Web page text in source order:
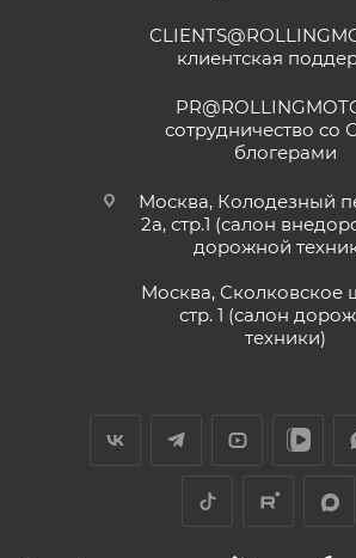
клиентская
сотрудничество со
блогерами
Москва, Колодезный
2а, стр.1 (салон
дорожной
Москва, Сколковское
стр. 1 (салон
техники)